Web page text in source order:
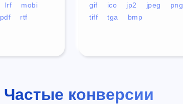
gif ico jp2 jpeg
png
tiff
tga bmp
lrf
mobi
pdf rtf
Частые конверсии